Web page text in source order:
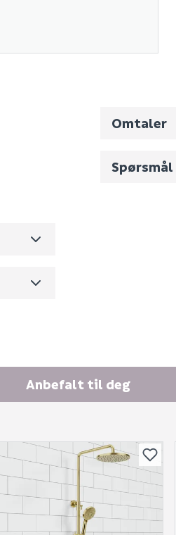
Omtaler
SEND INN
Spørsmålet
Ingen
Anbefalt til deg